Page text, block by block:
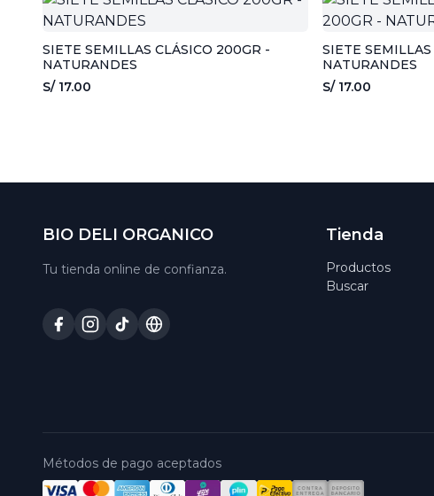
SIETE SEMILLAS CLÁSICO 200GR -
NATURANDES
S/ 17.00
SIETE
NATURANDES
S/ 17.00
BIO DELI ORGANICO
Tu tienda online de confianza.
Tienda
Productos
Buscar
Métodos de pago aceptados